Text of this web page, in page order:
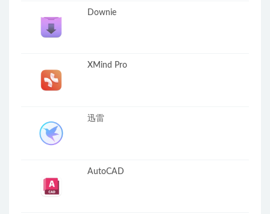
Downie
XMind Pro
迅雷
AutoCAD